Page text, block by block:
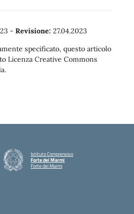
- Revisione: 27.04.2023
specificato, questo articolo
Licenza Creative Commons
Istituto Comprensivo
Forte dei Marmi
Forte dei Marmi